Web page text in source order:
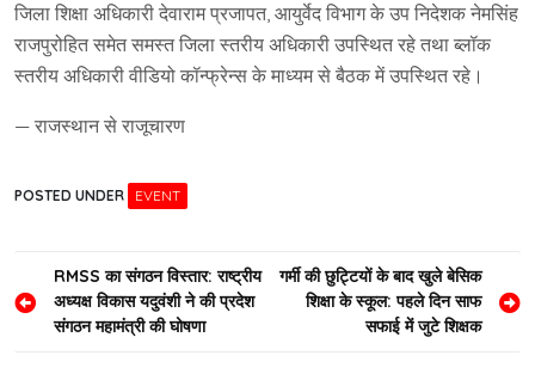
जिला शिक्षा अधिकारी देवाराम प्रजापत, आयुर्वेद विभाग के उप निदेशक नेमसिंह
राजपुरोहित समेत समस्त जिला स्तरीय अधिकारी उपस्थित रहे तथा ब्लॉक
स्तरीय अधिकारी वीडियो कॉन्फ्रेन्स के माध्यम से बैठक में उपस्थित रहे।
— राजस्थान से राजूचारण
POSTED UNDER EVENT
Post
navigation
RMSS का संगठन विस्तार: राष्ट्रीय
अध्यक्ष विकास यदुवंशी ने की प्रदेश
संगठन महामंत्री की घोषणा
गर्मी की छुट्टियों के बाद खुले बेसिक
शिक्षा के स्कूल: पहले दिन साफ
सफाई में जुटे शिक्षक